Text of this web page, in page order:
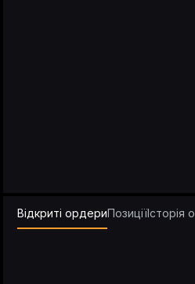
Відкриті ордериПозиціїІсторія